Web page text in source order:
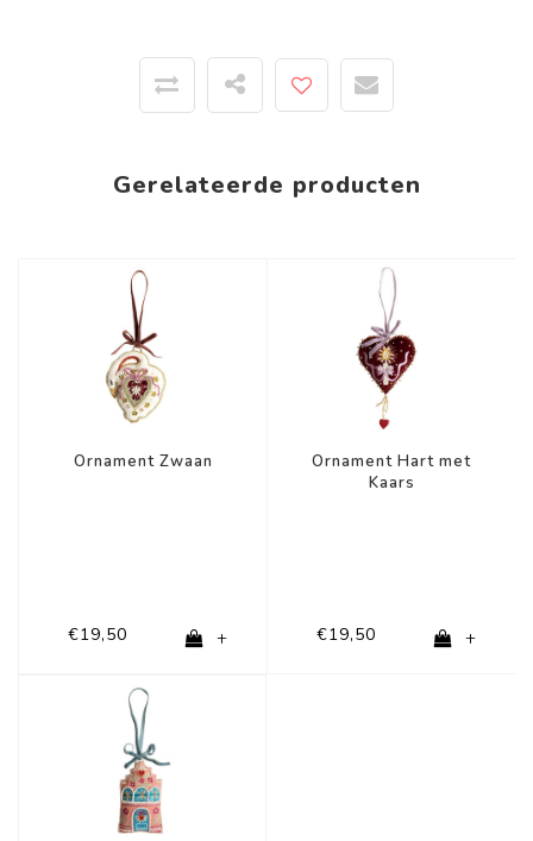
Gerelateerde producten
Ornament Zwaan
€19,50 +
Ornament Hart met
Kaars
€19,50 +